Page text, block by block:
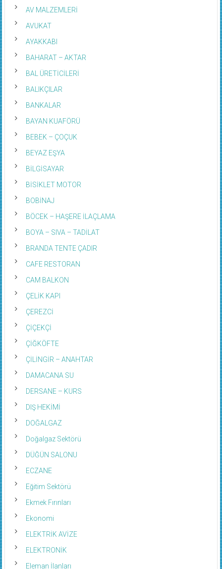
AV MALZEMLERİ
AVUKAT
AYAKKABI
BAHARAT – AKTAR
BAL ÜRETİCİLERİ
BALIKÇILAR
BANKALAR
BAYAN KUAFÖRÜ
BEBEK – ÇOÇUK
BEYAZ EŞYA
BİLGİSAYAR
BİSİKLET MOTOR
BOBİNAJ
BÖCEK – HAŞERE İLAÇLAMA
BOYA – SIVA – TADİLAT
BRANDA TENTE ÇADIR
CAFE RESTORAN
CAM BALKON
ÇELİK KAPI
ÇEREZCİ
ÇİÇEKÇİ
ÇİĞKÖFTE
ÇİLİNGİR – ANAHTAR
DAMACANA SU
DERSANE – KURS
DIŞ HEKİMİ
DOĞALGAZ
Doğalgaz Sektörü
DÜĞÜN SALONU
ECZANE
Eğitim Sektörü
Ekmek Fırınları
Ekonomi
ELEKTRİK AVİZE
ELEKTRONİK
Eleman İlanları